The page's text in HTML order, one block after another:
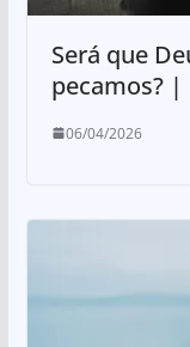
Será que
pecamos?
06/04/2026